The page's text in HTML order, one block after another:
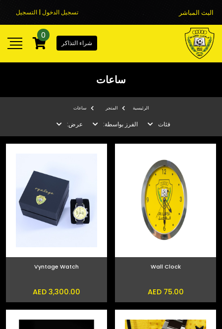
البث المباشر تسجيل الدخول | التسجيل
شراء التذاكر
0
ساعات
الرئيسية المتجر ساعات
فئات الفرز بواسطة: عرض:
Wall Clock
AED 75.00
Vyntage Watch
AED 3,300.00